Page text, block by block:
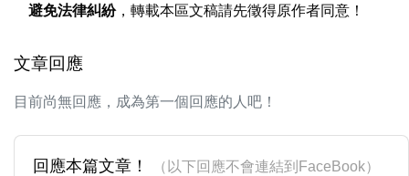
避免法律糾紛，轉載本區文稿請先徵得原作者同意！
文章回應
目前尚無回應，成為第一個回應的人吧！
回應本篇文章！
（以下回應不會連結到FaceBook）